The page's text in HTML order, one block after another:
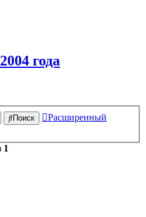
года
Поиск
Расширенный
1